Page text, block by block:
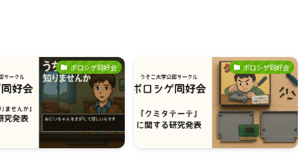
ボロシゲ同好会 ボロシゲ同好会